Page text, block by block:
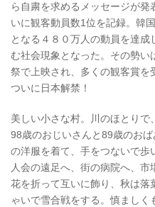
ら自粛を求めるメッセージが
いに観客動員数1位を記録。韓
となる４８０万人の動員を達
む社会現象となった。その勢
祭で上映され、多くの観客賞を
ついに日本解禁！
美しい小さな村。川のほとり
98歳のおじいさんと89歳のお
の洋服を着て、手をつないで
人会の遠足へ、街の病院へ、
花を折って互いに飾り、秋は落
ゃいで雪合戦をする。慎まし